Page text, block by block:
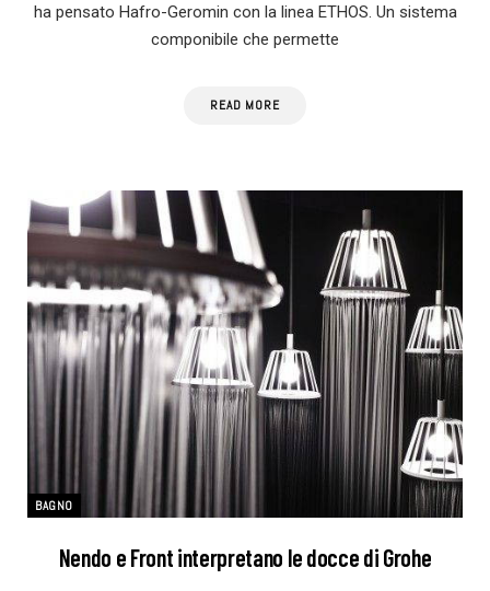
ha pensato Hafro-Geromin con la linea ETHOS. Un sistema
componibile che permette
READ MORE
BAGNO
Nendo e Front interpretano le docce di Grohe